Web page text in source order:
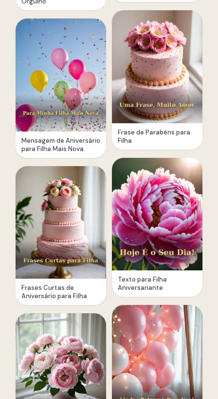
Mensagem de Aniversário
para Filha Mais Nova
Frases Curtas de
Aniversário para Filha
Frase de Parabéns para
Filha
Texto para Filha
Aniversariante